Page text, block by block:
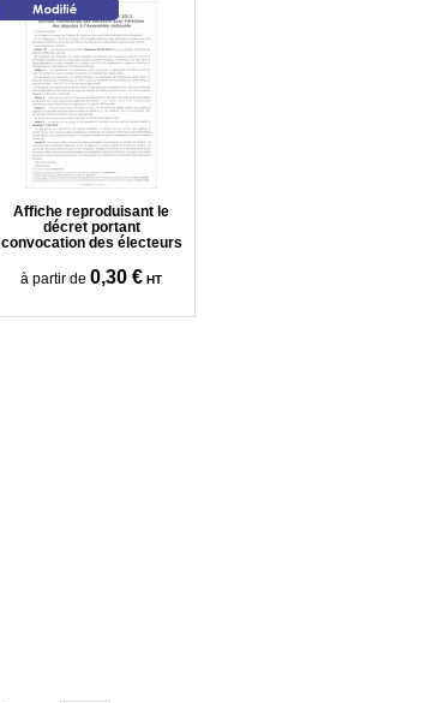
Affiche reproduisant le
décret portant
convocation des électeurs
à partir de 0,30 € HT